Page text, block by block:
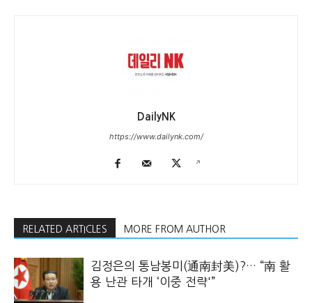
DailyNK
https://www.dailynk.com/
RELATED ARTICLES MORE FROM AUTHOR
김정은의 통남봉미(通南封美)?… “南 활
용 난관 타개 ‘이중 전략'”